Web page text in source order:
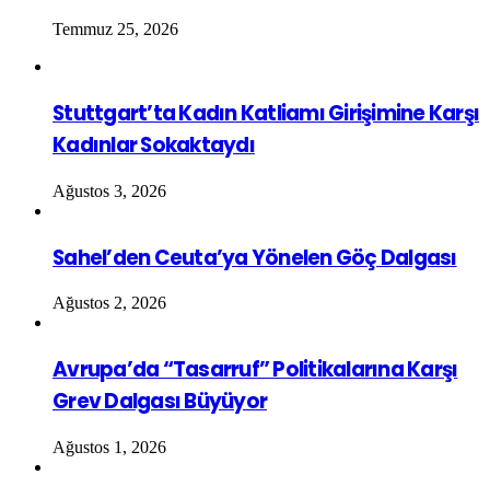
Temmuz 25, 2026
Stuttgart’ta Kadın Katliamı Girişimine Karşı
Kadınlar Sokaktaydı
Ağustos 3, 2026
Sahel’den Ceuta’ya Yönelen Göç Dalgası
Ağustos 2, 2026
Avrupa’da “Tasarruf” Politikalarına Karşı
Grev Dalgası Büyüyor
Ağustos 1, 2026